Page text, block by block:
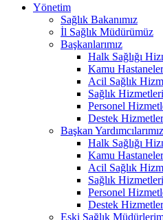
Yönetim
Sağlık Bakanımız
İl Sağlık Müdürümüz
Başkanlarımız
Halk Sağlığı
Kamu
Acil Sağlık
Sağlık
Personel
Destek
Başkan Yardımcılarımız
Halk Sağlığı
Kamu
Acil Sağlık
Sağlık
Personel
Destek
Eski Sağlık